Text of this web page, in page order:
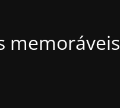
memoráveis